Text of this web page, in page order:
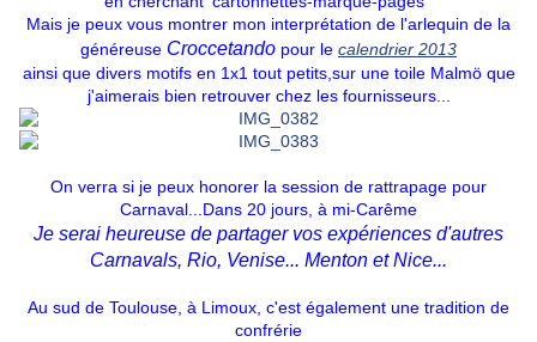
Mais je peux vous montrer mon interprétation de l'arlequin de la
généreuse Croccetando pour le calendrier 2013
ainsi que divers motifs en 1x1 tout petits,sur une toile Malmö que
j'aimerais bien retrouver chez les fournisseurs...
On verra si je peux honorer la session de rattrapage pour
Carnaval...Dans 20 jours, à mi-Carême
Je serai heureuse de partager vos expériences d'autres
Carnavals, Rio, Venise... Menton et Nice...
Au sud de Toulouse, à Limoux, c'est également une tradition de
confrérie